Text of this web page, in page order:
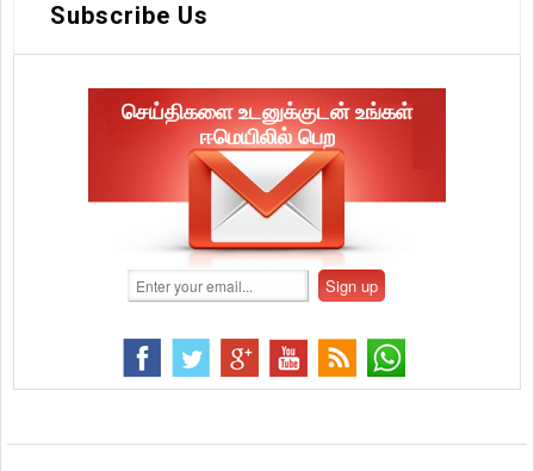
Subscribe Us
செய்திகளை உடனுக்குடன் உங்கள்
ஈமெயிலில் பெற